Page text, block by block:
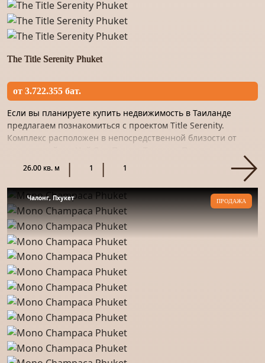
The Title Serenity Phuket
от 3.722.355 бат.
Если вы планируете купить недвижимость в Таиланде
предлагаем познакомиться с проектом Title Serenity.
Комплекс расположен в непосредственной близости от
разрабатывается Rho...
26.00 кв. м 1 1
Чалонг, Пхукет ПРОДАЖА